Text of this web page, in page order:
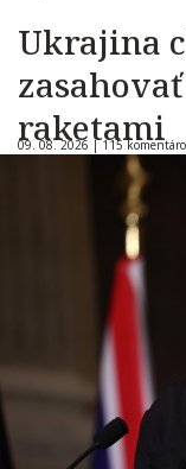
Ukrajina
raketami
09. 08. 2026 |115